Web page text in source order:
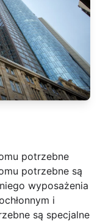
potrzebne
potrzebne są
wyposażenia
i
są specjalne